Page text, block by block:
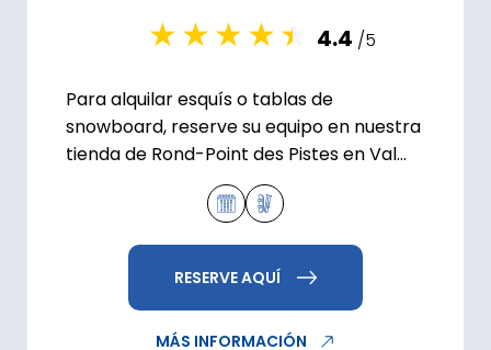
4.4 /5
Para alquilar esquís o tablas de
snowboard, reserve su equipo en nuestra
tienda de Rond-Point des Pistes en Val
RESERVE AQUÍ
MÁS INFORMACIÓN